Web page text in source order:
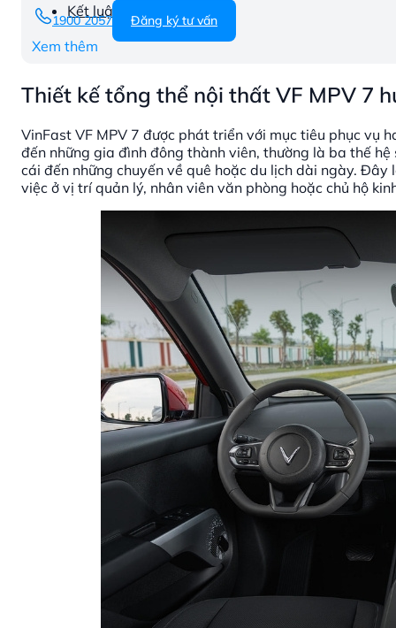
1900 2057 Đăng ký tư vấn
Kết luận
Xem thêm
Thiết kế tổng thể nội thất VF MPV 7
VinFast VF MPV 7 được phát triển với mục tiêu phục vụ
đến những gia đình đông thành viên, thường là ba thế
cái đến những chuyến về quê hoặc du lịch dài ngày.
việc ở vị trí quản lý, nhân viên văn phòng hoặc chủ hộ